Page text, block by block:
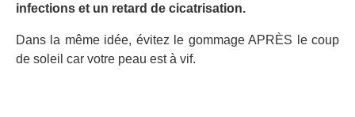
infections et un retard de cicatrisation.
Dans la même idée, évitez le gommage APRÈS le coup
de soleil car votre peau est à vif.